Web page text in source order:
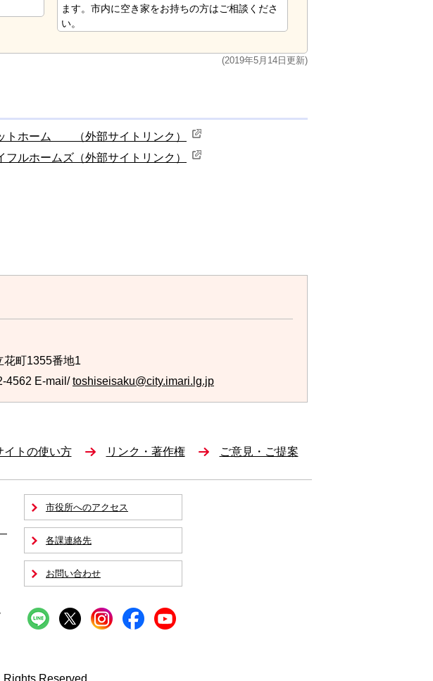
ます。市内に空き家をお持ちの方はご相談くださ
い。
(2019年5月14日更新)
トホーム （外部サイトリンク）
ームズ（外部サイトリンク）
花町1355番地1
4562 E-mail/toshiseisaku@city.imari.lg.jp
イトの使い方 リンク・著作権 ご意見・ご提案
市役所へのアクセス
各課連絡先
お問い合わせ
Reserved.